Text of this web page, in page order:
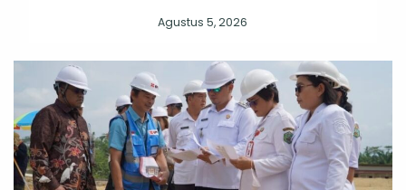
Agustus 5, 2026